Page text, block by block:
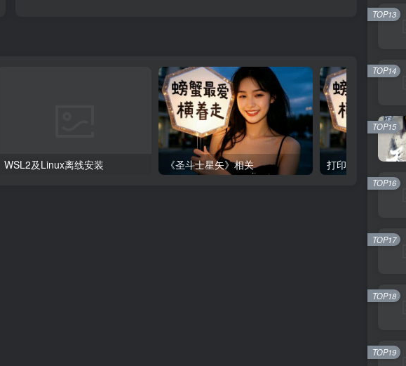
WSL2及Linux离线安装 《圣斗士星矢》相关 打印文档模板
TOP13
TOP14
TOP15
TOP16
TOP17
TOP18
TOP19